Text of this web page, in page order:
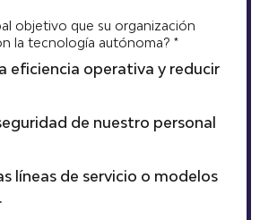
objetivo que su organización
la tecnología autónoma? *
eficiencia operativa y reducir
de nuestro personal
líneas de servicio o modelos